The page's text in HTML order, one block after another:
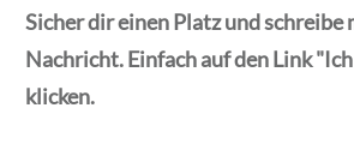
Sicher dir einen Platz und schreibe
Nachricht. Einfach auf den Link
klicken.